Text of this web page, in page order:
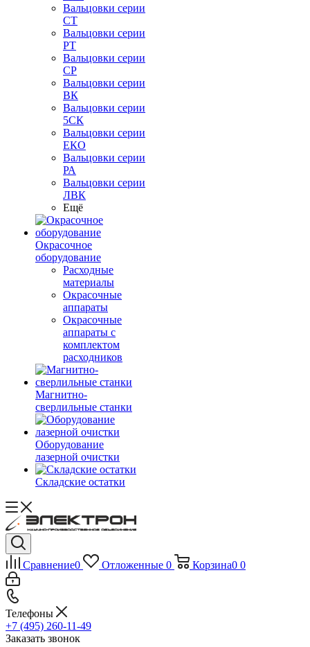
Вальцовки серии
СТ
Вальцовки серии
РТ
Вальцовки серии
СР
Вальцовки серии
ВК
Вальцовки серии
5СК
Вальцовки серии
ЕКО
Вальцовки серии
РА
Вальцовки серии
ЛВК
Ещё
Окрасочное
оборудование
Расходные
материалы
Окрасочные
аппараты
Окрасочные
аппараты с
комплектом
расходников
Магнитно-
сверлильные станки
Оборудование
лазерной очистки
Складские остатки
Сравнение0 Отложенные 0 Корзина0 0
Телефоны
+7 (495) 260-11-49
Заказать звонок